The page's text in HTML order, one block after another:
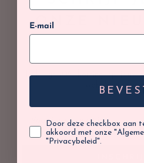
ONZE
Je krijgt 10% korting op jouw
webshop of in
E-mail
Door deze checkbox aan
akkoord met onze
"Privacybeleid".